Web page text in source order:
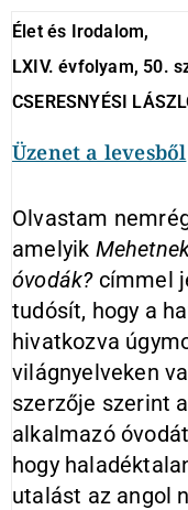
Élet és Irodalom,
LXIV. évfolyam, 50.
CSERESNYÉSI
Üzenet a levesből
Olvastam
amelyik
óvodák?címmel
tudósít, hogy a
hivatkozva
világnyelveken
szerzője szerint
alkalmazó
hogy
utalást az angol